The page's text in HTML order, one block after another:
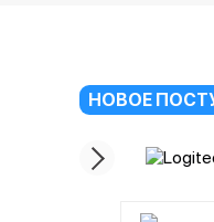
НОВОЕ